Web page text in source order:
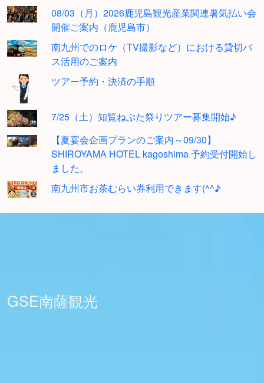
08/03（月）2026鹿児島観光産業関連暑気払い会
開催ご案内（鹿児島市）
南九州でのロケ（TV撮影など）における貸切バ
ス活用のご案内
ツアー予約・決済の手順
7/25（土）知覧ねぷた祭りツアー募集開始♪
【夏宴会企画プランのご案内～09/30】
SHIROYAMA HOTEL kagoshima 予約受付開始し
ました。
南九州市お茶むらい券利用できます(^^♪
GSE南薩観光